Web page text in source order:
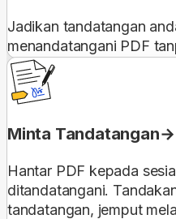
Jadikan tandatangan
menandatangani PDF
Minta Tandatangan
Hantar PDF kepada
ditandatangani.
tandatangan, jemput